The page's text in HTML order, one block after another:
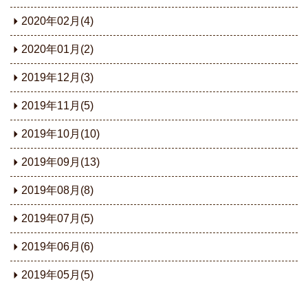
2020年02月(4)
2020年01月(2)
2019年12月(3)
2019年11月(5)
2019年10月(10)
2019年09月(13)
2019年08月(8)
2019年07月(5)
2019年06月(6)
2019年05月(5)